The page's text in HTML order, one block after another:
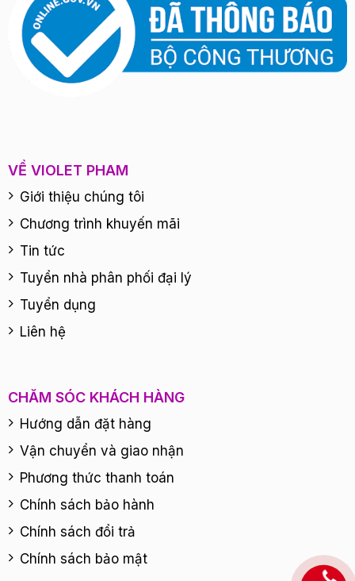
VỀ VIOLET PHAM
Giới thiệu chúng tôi
Chương trình khuyến mãi
Tin tức
Tuyển nhà phân phối đại lý
Tuyển dụng
Liên hệ
CHĂM SÓC KHÁCH HÀNG
Hướng dẫn đặt hàng
Vận chuyển và giao nhận
Phương thức thanh toán
Chính sách bảo hành
Chính sách đổi trả
Chính sách bảo mật